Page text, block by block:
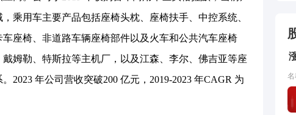
乘用车主要产品包括座椅头枕、座椅扶手、中控系统、
座椅、非道路车辆座椅部件以及火车和公共汽车座椅
姆勒、特斯拉等主机厂，以及江森、李尔、佛吉亚等座
2023 年公司营收突破200 亿元，2019-2023 年CAGR 为